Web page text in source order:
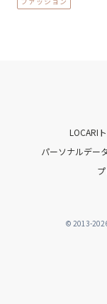
LOCARI
パーソナルデー
© 2013-